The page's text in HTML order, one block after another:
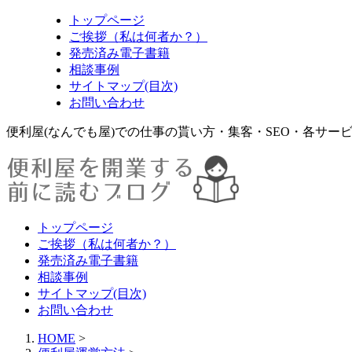
トップページ
ご挨拶（私は何者か？）
発売済み電子書籍
相談事例
サイトマップ(目次)
お問い合わせ
便利屋(なんでも屋)での仕事の貰い方・集客・SEO・各サー
トップページ
ご挨拶（私は何者か？）
発売済み電子書籍
相談事例
サイトマップ(目次)
お問い合わせ
HOME >